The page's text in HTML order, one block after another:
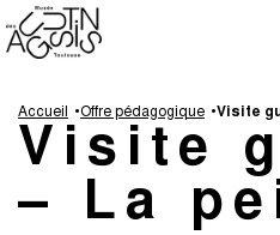
Gestion de vos préférences sur
au
contenu
principal
à
la
navigation
Accueil Offre pédagogique Visite
Visite
– La